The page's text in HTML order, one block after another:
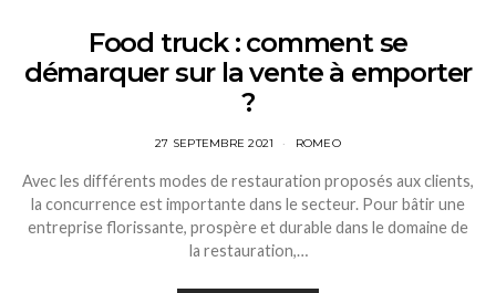
Food truck : comment se
démarquer sur la vente à emporter
?
27 SEPTEMBRE 2021 ROMEO
Avec les différents modes de restauration proposés aux clients,
la concurrence est importante dans le secteur. Pour bâtir une
entreprise florissante, prospère et durable dans le domaine de
la restauration,…